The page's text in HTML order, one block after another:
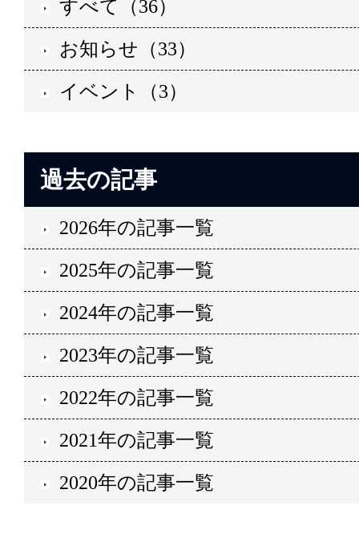
すべて（36）
お知らせ（33）
イベント（3）
過去の記事
2026年の記事一覧
2025年の記事一覧
2024年の記事一覧
2023年の記事一覧
2022年の記事一覧
2021年の記事一覧
2020年の記事一覧